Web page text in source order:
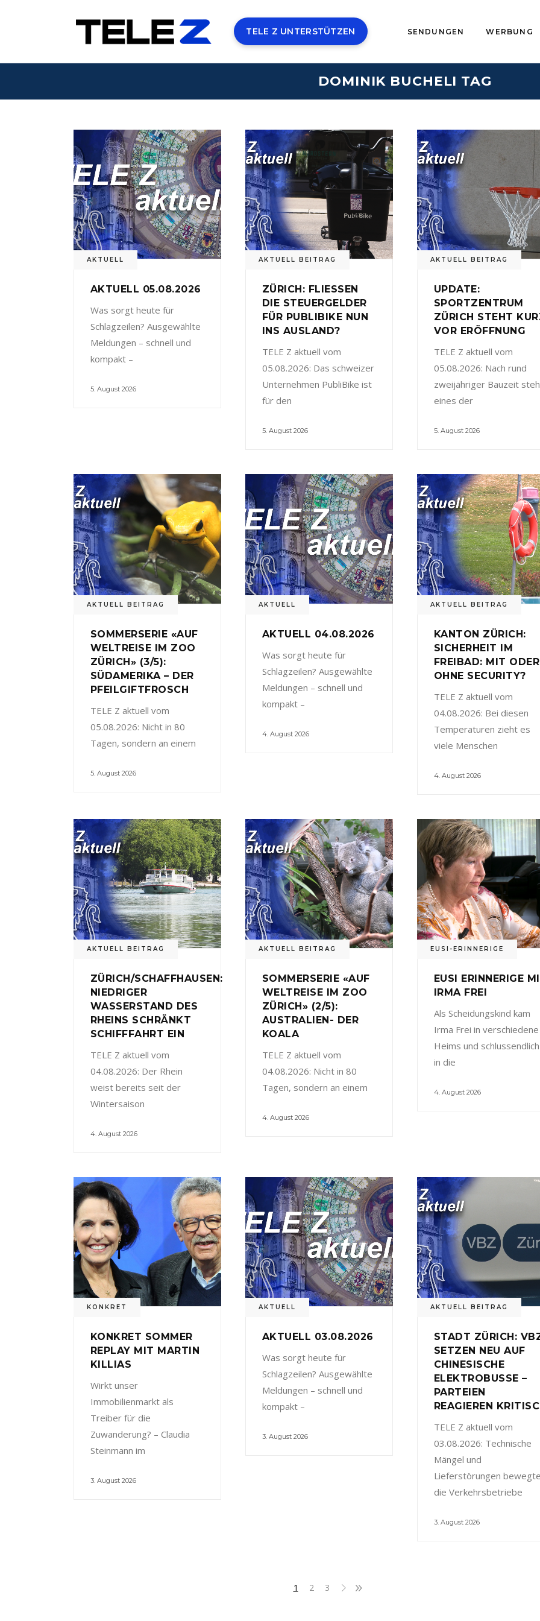
TELE Z UNTERSTÜTZEN SENDUNGEN WERBUNG
DOMINIK BUCHELI TAG
AKTUELL
AKTUELL 05.08.2026
Was sorgt heute für
Schlagzeilen? Ausgewählte
Meldungen – schnell und
kompakt –
5. August 2026
AKTUELL BEITRAG
ZÜRICH: FLIESSEN
DIE STEUERGELDER
FÜR PUBLIBIKE NUN
INS AUSLAND?
TELE Z aktuell vom
05.08.2026: Das schweizer
Unternehmen PubliBike ist
für den
5. August 2026
AKTUELL BEITRAG
UPDATE:
SPORTZENTRUM
ZÜRICH STEHT
VOR ERÖFFNUNG
TELE Z aktuell vom
05.08.2026: Nach rund
zweijähriger Bauzeit
eines der
5. August 2026
AKTUELL BEITRAG
SOMMERSERIE «AUF
WELTREISE IM ZOO
ZÜRICH» (3/5):
SÜDAMERIKA – DER
PFEILGIFTFROSCH
TELE Z aktuell vom
05.08.2026: Nicht in 80
Tagen, sondern an einem
5. August 2026
AKTUELL
AKTUELL 04.08.2026
Was sorgt heute für
Schlagzeilen? Ausgewählte
Meldungen – schnell und
kompakt –
4. August 2026
AKTUELL BEITRAG
KANTON ZÜRICH:
SICHERHEIT IM
FREIBAD: MIT ODER
OHNE SECURITY?
TELE Z aktuell vom
04.08.2026: Bei diesen
Temperaturen zieht es
viele Menschen
4. August 2026
AKTUELL BEITRAG
ZÜRICH/SCHAFFHAUSEN:
NIEDRIGER
WASSERSTAND DES
RHEINS SCHRÄNKT
SCHIFFFAHRT EIN
TELE Z aktuell vom
04.08.2026: Der Rhein
weist bereits seit der
Wintersaison
4. August 2026
AKTUELL BEITRAG
SOMMERSERIE «AUF
WELTREISE IM ZOO
ZÜRICH» (2/5):
AUSTRALIEN- DER
KOALA
TELE Z aktuell vom
04.08.2026: Nicht in 80
Tagen, sondern an einem
4. August 2026
EUSI-ERINNERIGE
EUSI ERINNERIGE
IRMA FREI
Als Scheidungskind kam
Irma Frei in verschiedene
Heims und schlussendlich
in die
4. August 2026
KONKRET
KONKRET SOMMER
REPLAY MIT MARTIN
KILLIAS
Wirkt unser
Immobilienmarkt als
Treiber für die
Zuwanderung? – Claudia
Steinmann im
3. August 2026
AKTUELL
AKTUELL 03.08.2026
Was sorgt heute für
Schlagzeilen? Ausgewählte
Meldungen – schnell und
kompakt –
3. August 2026
AKTUELL BEITRAG
STADT ZÜRICH:
SETZEN NEU AUF
CHINESISCHE
ELEKTROBUSSE –
PARTEIEN
REAGIEREN
TELE Z aktuell vom
03.08.2026: Technische
Mängel und
Lieferstörungen
die Verkehrsbetriebe
3. August 2026
1 2 3